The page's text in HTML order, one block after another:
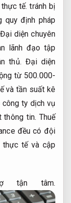
tế. tránh bị
quy định pháp
Đại diện chuyên
lãnh đạo tập
thủ. Đại diện
từ 500.000-
và tần suất kê
công ty dịch vụ
thông tin. Thuế
đều có đội
thực tế và cập
tận tâm.